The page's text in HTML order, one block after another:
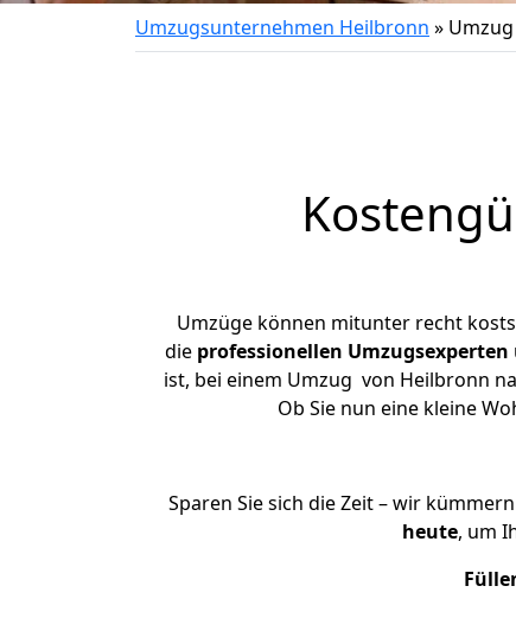
Umzugsunternehmen Heilbronn »
Umzüge können mitunter recht
die professionellen Umzugsexperten
ist, bei einem Umzug von Heilbronn
Ob Sie nun eine kleine
Sparen Sie sich die Zeit – wir
heute, um